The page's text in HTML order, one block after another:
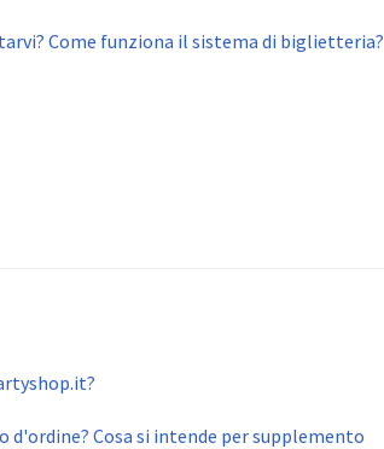
Come funziona il sistema di biglietteria?
d'ordine? Cosa si intende per supplemento